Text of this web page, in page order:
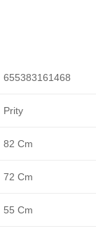
655383161468
Prity
82 Cm
72 Cm
55 Cm